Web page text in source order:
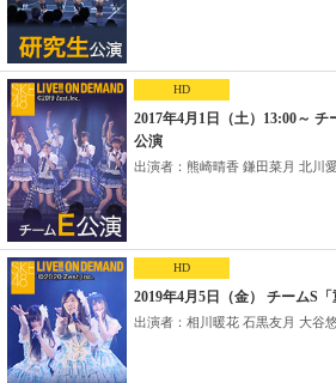
HD
2017年4月1日（土）13:00～ チ
公演
出演者：熊崎晴香 鎌田菜月 北川愛
HD
2019年4月5日（金） チームS
出演者：相川暖花 石黒友月 大谷悠